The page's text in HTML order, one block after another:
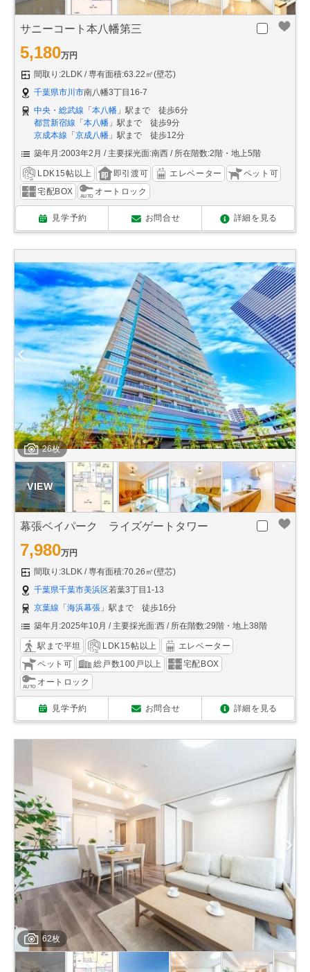
サニーコート本八幡第三
5,180万円
間取り:2LDK
専有面積:63.22㎡(壁芯)
千葉県市川市南八幡3丁目16-7
中央・総武線 「 本八幡 」駅まで 徒歩6分
都営新宿線 「 本八幡 」駅まで 徒歩9分
京成本線 「 京成八幡 」駅まで 徒歩12分
築年月:2003年2月
主要採光面:南西 所在階数:2階・地上5階
LDK15帖以上 即引渡可 エレベーター
ペット可
宅配BOX
オートロック
見学予約 お問合せ 詳細を見る
26枚
幕張ベイパーク ライズゲートタワー
7,980万円
間取り:3LDK
専有面積:70.26㎡(壁芯)
千葉県千葉市美浜区若葉3丁目1-13
京葉線 「海浜幕張 」駅まで 徒歩16分
築年月:2025年10月
主要採光面:西 所在階数:29階・地上38階
駅まで平坦 LDK15帖以上
エレベーター
ペット可
総戸数100戸以上
宅配BOX
オートロック
見学予約 お問合せ 詳細を見る
62枚